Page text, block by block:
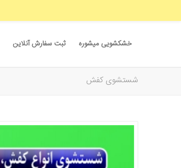
خشکشویی میشوره ثبت سفارش آنلاین
شستشوی کفش